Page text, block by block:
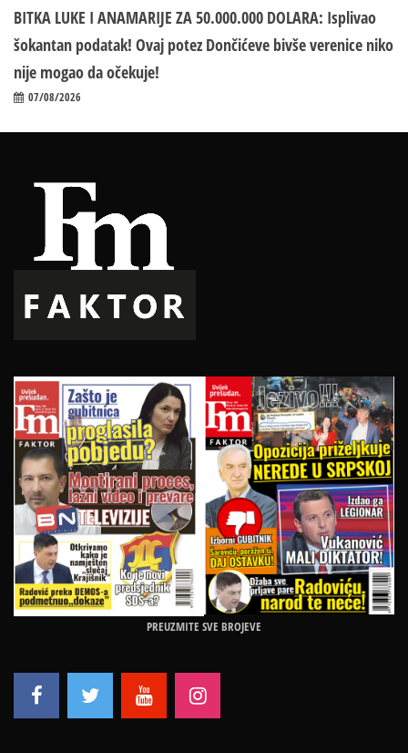
BITKA LUKE I ANAMARIJE ZA 50.000.000 DOLARA: Isplivao
šokantan podatak! Ovaj potez Dončićeve bivše verenice niko
nije mogao da očekuje!
07/08/2026
PREUZMITE SVE BROJEVE